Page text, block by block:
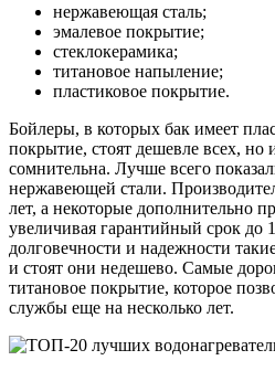
нержавеющая сталь;
эмалевое покрытие;
стеклокерамика;
титановое напыление;
пластиковое покрытие.
Бойлеры, в которых бак имеет
покрытие, стоят дешевле всех, но
сомнительна. Лучше всего
нержавеющей стали.
лет, а некоторые дополнительно
увеличивая гарантийный срок до
долговечности и надежности
и стоят они недешево. Самые
титановое покрытие, которое
службы еще на несколько лет.